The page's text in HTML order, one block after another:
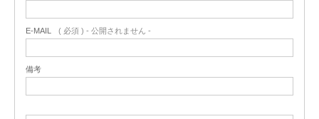
E-MAIL ( 必須 ) - 公開されません -
備考